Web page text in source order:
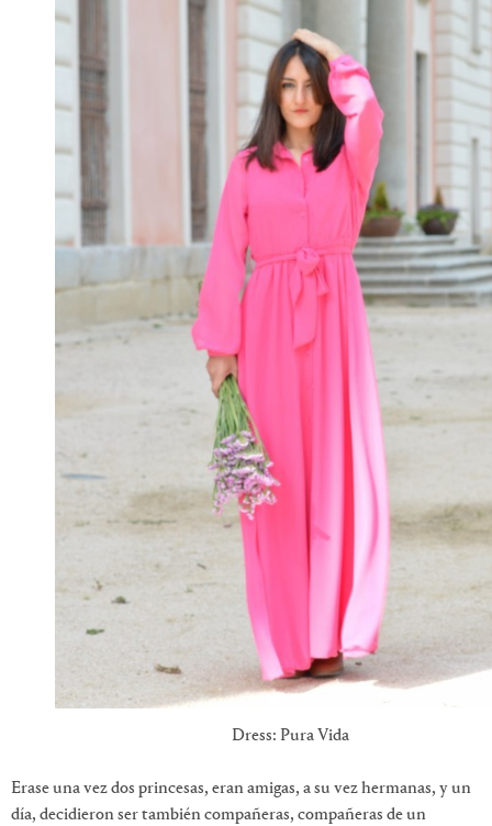
Dress: Pura Vida
Erase una vez dos princesas, eran amigas, a su vez hermanas, y un
día, decidieron ser también compañeras, compañeras de un